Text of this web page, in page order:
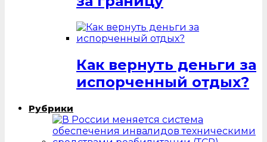
Как вернуть деньги за
испорченный отдых?
Рубрики